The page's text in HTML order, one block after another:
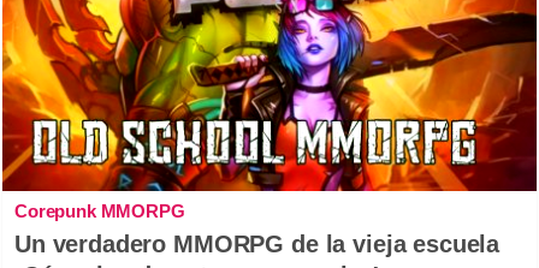
Corepunk MMORPG
Un verdadero MMORPG de la vieja escuela